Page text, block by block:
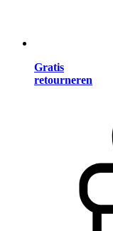
Gratis
retourneren